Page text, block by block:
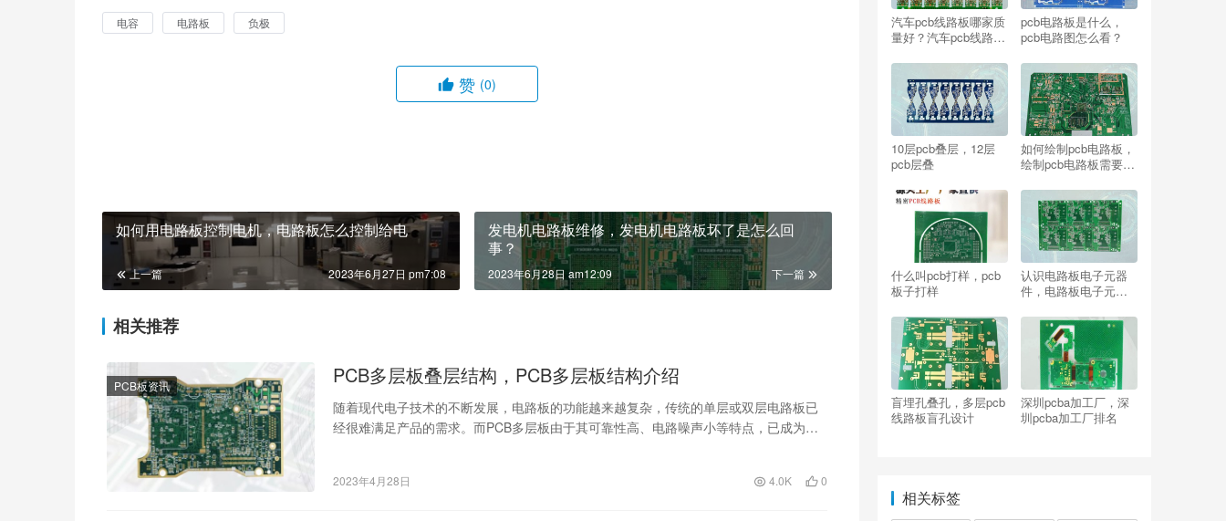
电容 电路板 负极
赞 (0)
如何用电路板控制电机，电路板怎么控制给电
上一篇 2023年6月27日 pm7:08
发电机电路板维修，发电机电路板坏了是怎么回
事？
下一篇
2023年6月28日 am12:09
相关推荐
PCB板资讯 PCB多层板叠层结构，PCB多层板结构介绍
随着现代电子技术的不断发展，电路板的功能越来越复杂，传统的单层或双层电路板已
经很难满足产品的需求。而PCB多层板由于其可靠性高、电路噪声小等特点，已成为现
2023年4月28日 4.0K 0
汽车pcb线路板哪家质
量好？汽车pcb线路板
pcb电路板是什么，
pcb电路图怎么看？
10层pcb叠层，12层
pcb层叠
如何绘制pcb电路板，
绘制pcb电路板需要哪
什么叫pcb打样，pcb
板子打样
认识电路板电子元器
件，电路板电子元器
盲埋孔叠孔，多层pcb
线路板盲孔设计
深圳pcba加工厂，深
圳pcba加工厂排名
相关标签